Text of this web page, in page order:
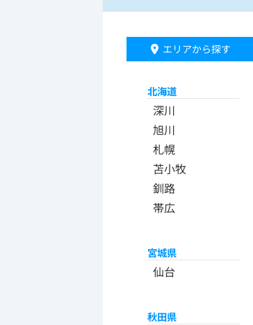
エリアから探す
北海道
深川
旭川
札幌
苫小牧
釧路
帯広
宮城県
仙台
秋田県